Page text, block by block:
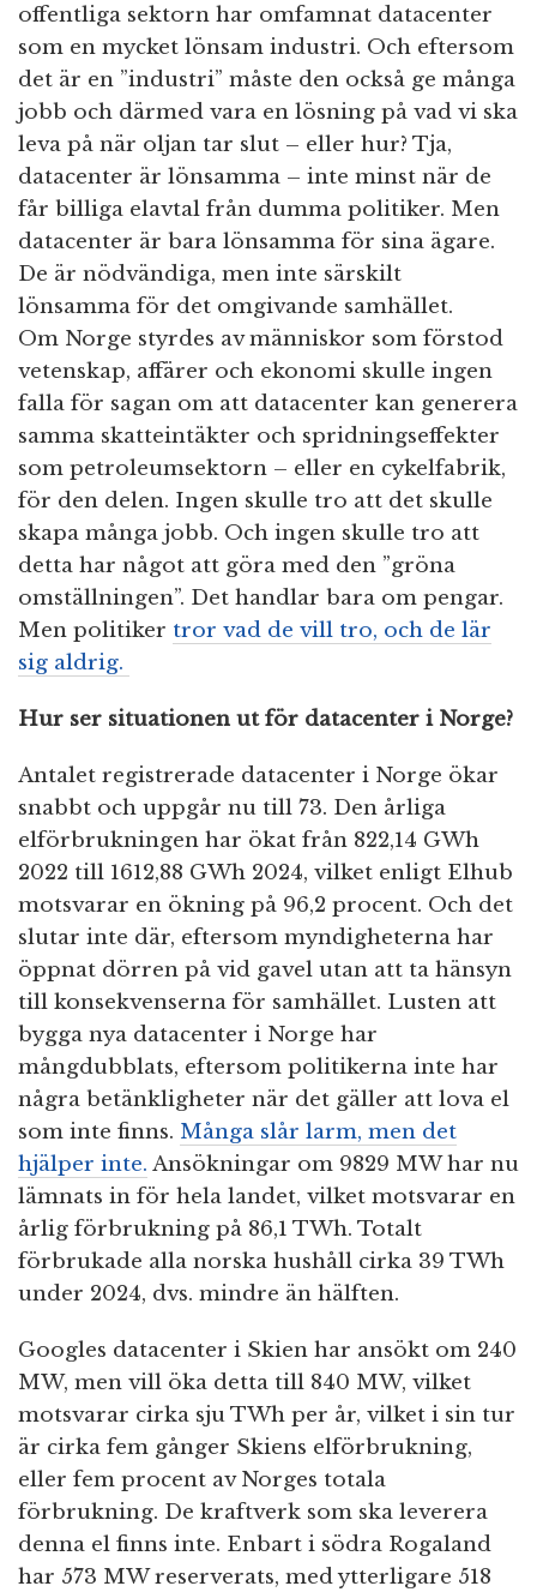
offentliga sektorn har omfamnat datacenter
som en mycket lönsam industri. Och eftersom
det är en ”industri” måste den också ge många
jobb och därmed vara en lösning på vad vi ska
leva på när oljan tar slut – eller hur? Tja,
datacenter är lönsamma – inte minst när de
får billiga elavtal från dumma politiker. Men
datacenter är bara lönsamma för sina ägare.
De är nödvändiga, men inte särskilt
lönsamma för det omgivande samhället.
Om Norge styrdes av människor som förstod
vetenskap, affärer och ekonomi skulle ingen
falla för sagan om att datacenter kan generera
samma skatteintäkter och spridningseffekter
som petroleumsektorn – eller en cykelfabrik,
för den delen. Ingen skulle tro att det skulle
skapa många jobb. Och ingen skulle tro att
detta har något att göra med den ”gröna
omställningen”. Det handlar bara om pengar.
Men politiker tror vad de vill tro, och de lär
sig aldrig.
Hur ser situationen ut för datacenter i Norge?
Antalet registrerade datacenter i Norge ökar
snabbt och uppgår nu till 73. Den årliga
elförbrukningen har ökat från 822,14 GWh
2022 till 1612,88 GWh 2024, vilket enligt Elhub
motsvarar en ökning på 96,2 procent. Och det
slutar inte där, eftersom myndigheterna har
öppnat dörren på vid gavel utan att ta hänsyn
till konsekvenserna för samhället. Lusten att
bygga nya datacenter i Norge har
mångdubblats, eftersom politikerna inte har
några betänkligheter när det gäller att lova el
som inte finns. Många slår larm, men det
hjälper inte. Ansökningar om 9829 MW har nu
lämnats in för hela landet, vilket motsvarar en
årlig förbrukning på 86,1 TWh. Totalt
förbrukade alla norska hushåll cirka 39 TWh
under 2024, dvs. mindre än hälften.
Googles datacenter i Skien har ansökt om 240
MW, men vill öka detta till 840 MW, vilket
motsvarar cirka sju TWh per år, vilket i sin tur
är cirka fem gånger Skiens elförbrukning,
eller fem procent av Norges totala
förbrukning. De kraftverk som ska leverera
denna el finns inte. Enbart i södra Rogaland
har 573 MW reserverats, med ytterligare 518